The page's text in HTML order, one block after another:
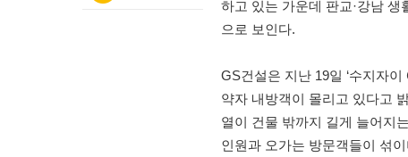
하고 있는 가운데 판교·강남
으로 보인다.
GS건설은 지난 19일 ‘수지자
약자 내방객이 몰리고 있다고
열이 건물 밖까지 길게 늘어지
인원과 오가는 방문객들이 섞